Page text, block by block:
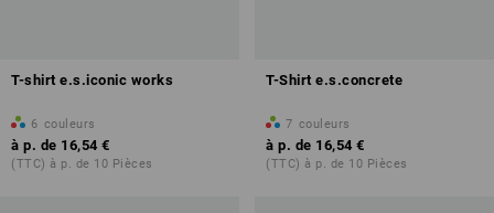
T-shirt e.s.iconic works
6 couleurs
à p. de 16,54 €
(TTC) à p. de 10 Pièces
T-Shirt e.s.concrete
7 couleurs
à p. de 16,54 €
(TTC) à p. de 10 Pièces